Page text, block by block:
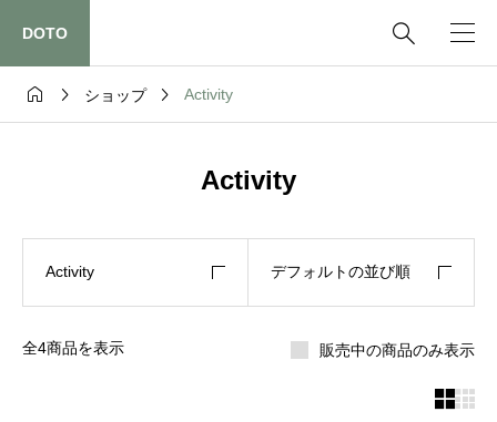
DOTO 
  ショップ  Activity
Activity
全4商品を表示
Activity デフォルトの並び順
販売中の商品のみ表示
